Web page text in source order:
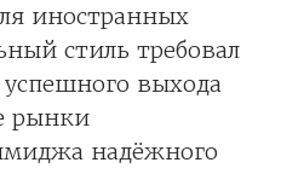
иностранных
стиль требовал
выхода
рынки
надёжного